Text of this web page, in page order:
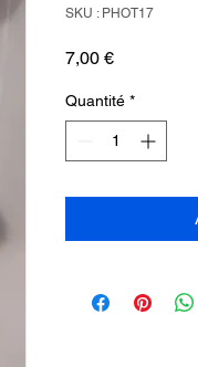
SKU : PHOT17
7,00 €Prix
Quantité *